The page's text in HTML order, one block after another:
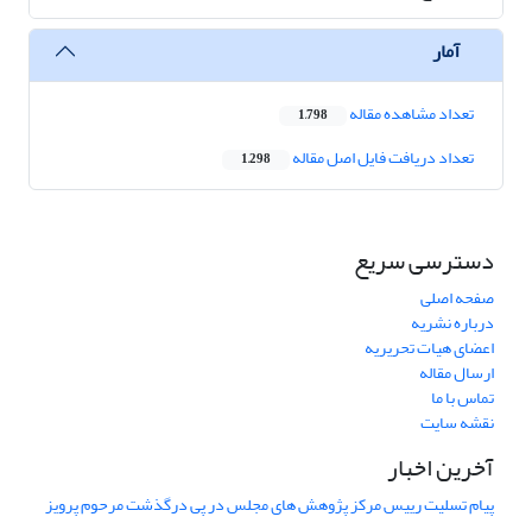
آمار
تعداد مشاهده مقاله 1,798
تعداد دریافت فایل اصل مقاله 1,298
دسترسی سریع
صفحه اصلی
درباره نشریه
اعضای هیات تحریریه
ارسال مقاله
تماس با ما
نقشه سایت
آخرین اخبار
پیام تسلیت رییس مرکز پژوهش های مجلس در پی درگذشت مرحوم پرویز